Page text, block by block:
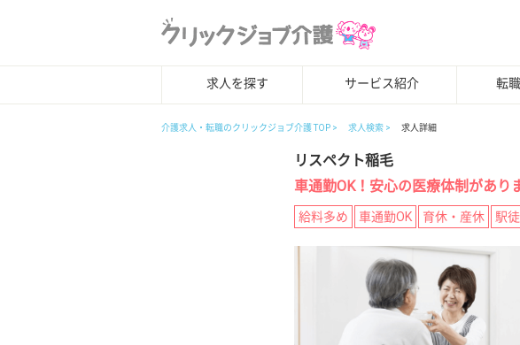
求人を探す サービス紹介 転
介護求人・転職のクリックジョブ介護 TOP 求人検索 求人詳細
リスペクト稲毛
車通勤OK！安心の医療体制があ
給料多め 車通勤OK 育休・産休 駅